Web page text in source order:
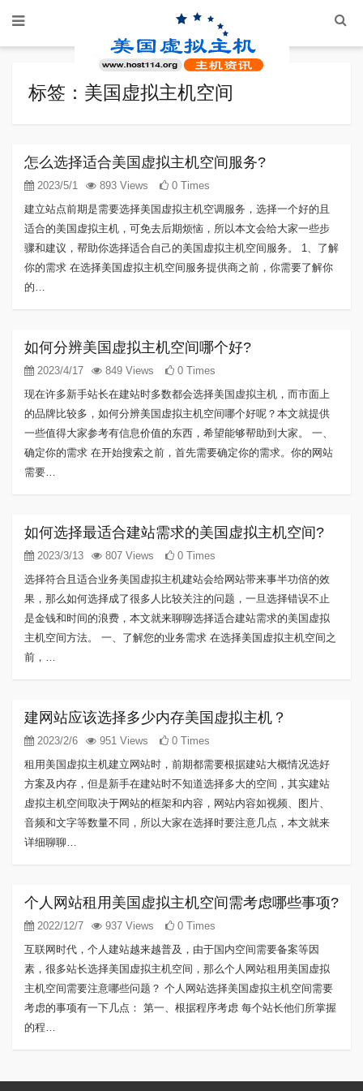
标签：美国虚拟主机空间
怎么选择适合美国虚拟主机空间服务?
2023/5/1 893 Views
0 Times
建立站点前期是需要选择美国虚拟主机空调服务，选择一个好的且
适合的美国虚拟主机，可免去后期烦恼，所以本文会给大家一些步
骤和建议，帮助你选择适合自己的美国虚拟主机空间服务。 1、了解
你的需求 在选择美国虚拟主机空间服务提供商之前，你需要了解你
的…
如何分辨美国虚拟主机空间哪个好?
2023/4/17 849 Views
0 Times
现在许多新手站长在建站时多数都会选择美国虚拟主机，而市面上
的品牌比较多，如何分辨美国虚拟主机空间哪个好呢？本文就提供
一些值得大家参考有信息价值的东西，希望能够帮助到大家。 一、
确定你的需求 在开始搜索之前，首先需要确定你的需求。你的网站
需要…
如何选择最适合建站需求的美国虚拟主机空间?
2023/3/13 807 Views
0 Times
选择符合且适合业务美国虚拟主机建站会给网站带来事半功倍的效
果，那么如何选择成了很多人比较关注的问题，一旦选择错误不止
是金钱和时间的浪费，本文就来聊聊选择适合建站需求的美国虚拟
主机空间方法。 一、了解您的业务需求 在选择美国虚拟主机空间之
前，…
建网站应该选择多少内存美国虚拟主机？
2023/2/6 951 Views
0 Times
租用美国虚拟主机建立网站时，前期都需要根据建站大概情况选好
方案及内存，但是新手在建站时不知道选择多大的空间，其实建站
虚拟主机空间取决于网站的框架和内容，网站内容如视频、图片、
音频和文字等数量不同，所以大家在选择时要注意几点，本文就来
详细聊聊…
个人网站租用美国虚拟主机空间需考虑哪些事项?
2022/12/7 937 Views
0 Times
互联网时代，个人建站越来越普及，由于国内空间需要备案等因
素，很多站长选择美国虚拟主机空间，那么个人网站租用美国虚拟
主机空间需要注意哪些问题？ 个人网站选择美国虚拟主机空间需要
考虑的事项有一下几点： 第一、根据程序考虑 每个站长他们所掌握
的程…